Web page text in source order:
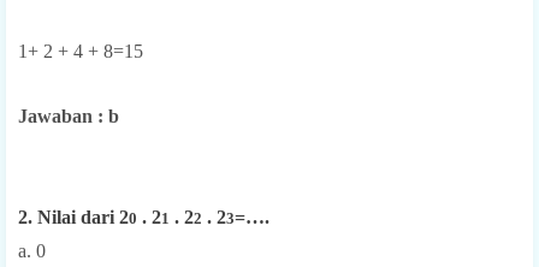
1+ 2 + 4 + 8=15
Jawaban : b
2. Nilai dari 20 . 21 . 22 . 23=….
a. 0